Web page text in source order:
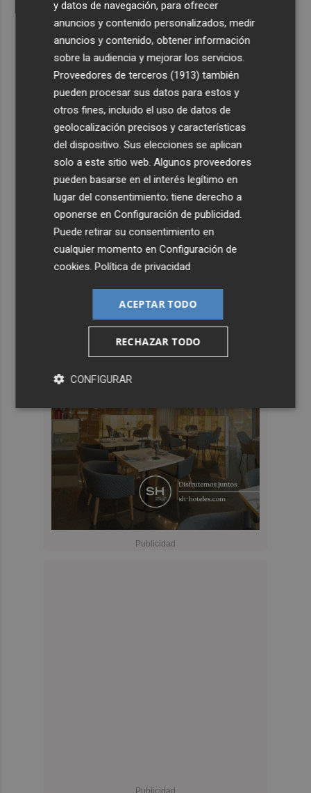
y datos de navegación, para ofrecer
anuncios y contenido personalizados, medir
anuncios y contenido, obtener información
sobre la audiencia y mejorar los servicios.
Proveedores de terceros (1913) también
pueden procesar sus datos para estos y
otros fines, incluido el uso de datos de
geolocalización precisos y características
del dispositivo. Sus elecciones se aplican
solo a este sitio web. Algunos proveedores
pueden basarse en el interés legítimo en
lugar del consentimiento; tiene derecho a
oponerse enConfiguración de publicidad
Puede retirar su consentimiento en
cualquier momento enConfiguración de
cookies .Política de privacidad
ACEPTAR TODO
RECHAZAR TODO
CONFIGURAR